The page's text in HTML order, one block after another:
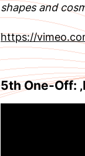
shapes and
https://
5thOne-Off: